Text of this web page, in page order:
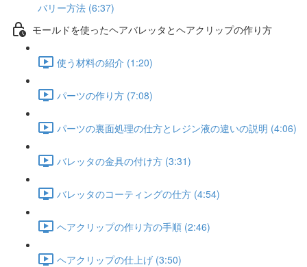
バリー方法 (6:37)
モールドを使ったヘアバレッタとヘアクリップの作り方
使う材料の紹介 (1:20)
パーツの作り方 (7:08)
パーツの裏面処理の仕方とレジン液の違いの説明 (4:06)
バレッタの金具の付け方 (3:31)
バレッタのコーティングの仕方 (4:54)
ヘアクリップの作り方の手順 (2:46)
ヘアクリップの仕上げ (3:50)